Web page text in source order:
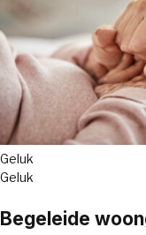
Geluk
Geluk
Begeleide